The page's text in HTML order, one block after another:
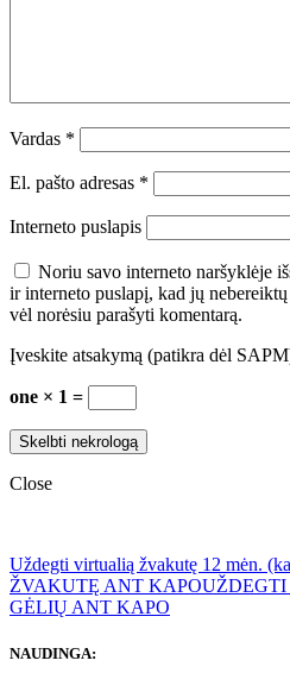
Vardas *
El. pašto adresas *
Interneto puslapis
Noriu savo interneto naršyklėje
ir interneto puslapį, kad jų
vėl norėsiu parašyti komentarą.
Įveskite atsakymą (patikra dėl
one × 1 =
Close
Uždegti virtualią žvakutę 12 mėn.
ŽVAKUTĘ ANT KAPO
GĖLIŲ ANT KAPO
NAUDINGA: